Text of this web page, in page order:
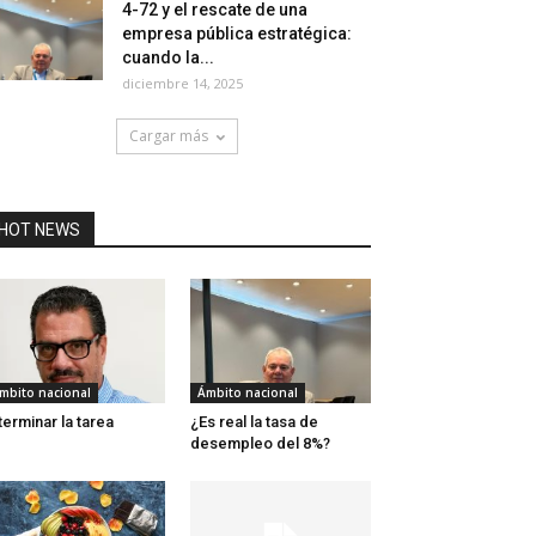
4-72 y el rescate de una
empresa pública estratégica:
cuando la...
diciembre 14, 2025
Cargar más
NEWS
nacional
la tarea
Ámbito nacional
¿Es real la tasa de
desempleo del 8%?